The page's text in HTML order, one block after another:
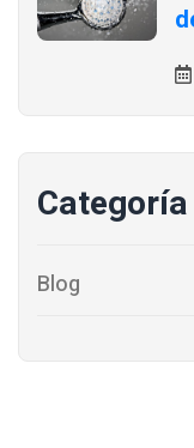
Categoría
Blog